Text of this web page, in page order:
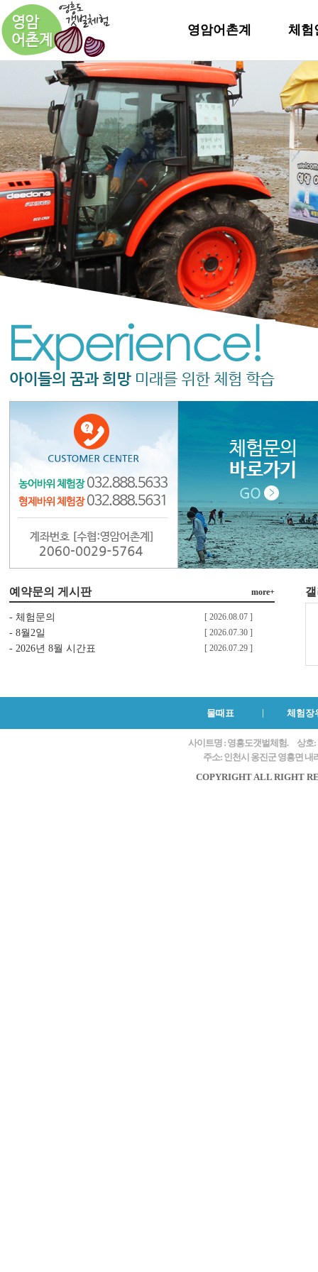
영암어촌계 체험
예약문의 게시판 more+
- 체험문의 [ 2026.08.07 ]
- 8월2일 [ 2026.07.30 ]
- 2026년 8월 시간표 [ 2026.07.29 ]
물때표 체험장
사이트명 : 영흥도갯벌체험.
상호:
주소: 인천시 옹진군 영흥면 내
COPYRIGHT ALL RIGHT